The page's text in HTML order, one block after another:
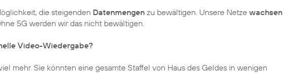
die steigenden Datenmengen zu bewältigen. Unsere Netze wachsen
5G werden wir das nicht bewältigen.
Video-Wiedergabe?
mehr. Sie könnten eine gesamte Staffel von Haus des Geldes in wenigen